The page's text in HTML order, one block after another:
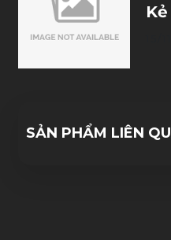
SẢN PHẨM LIÊN